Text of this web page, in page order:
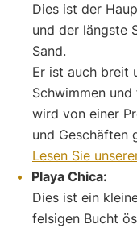
Dies ist der
und der längste
Sand.
Er ist auch breit
Schwimmen
wird von einer
und Geschäften
Lesen Sie
Playa Chica:
Dies ist ein
felsigen Bucht